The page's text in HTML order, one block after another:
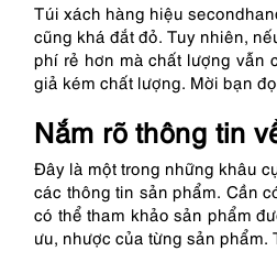
Túi xách hàng hiệu
cũng khá đắt đỏ. Tuy nhiên,
phí rẻ hơn mà chất lượng vẫn
giả kém chất lượng. Mời bạn
Nắm rõ thông tin
Đây là một trong những khâu
các thông tin sản phẩm. Cần
có thể tham khảo sản phẩm
ưu, nhược của từng sản